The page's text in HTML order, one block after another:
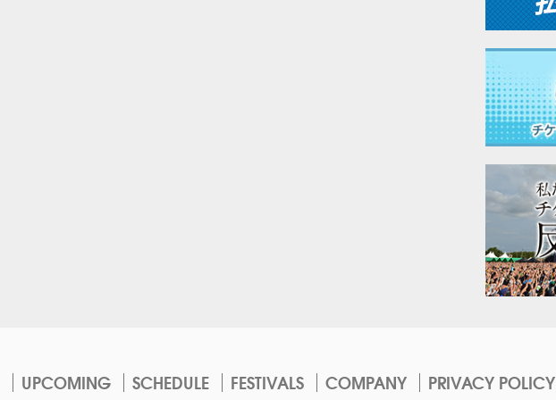
UPCOMING SCHEDULE FESTIVALS COMPANY PRIVACY POLICY